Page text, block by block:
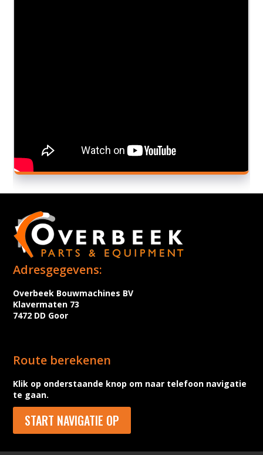
Adresgegevens:
Overbeek Bouwmachines BV
Klavermaten 73
7472 DD Goor
Route berekenen
Klik op onderstaande knop om naar telefoon navigatie
te gaan.
START NAVIGATIE OP